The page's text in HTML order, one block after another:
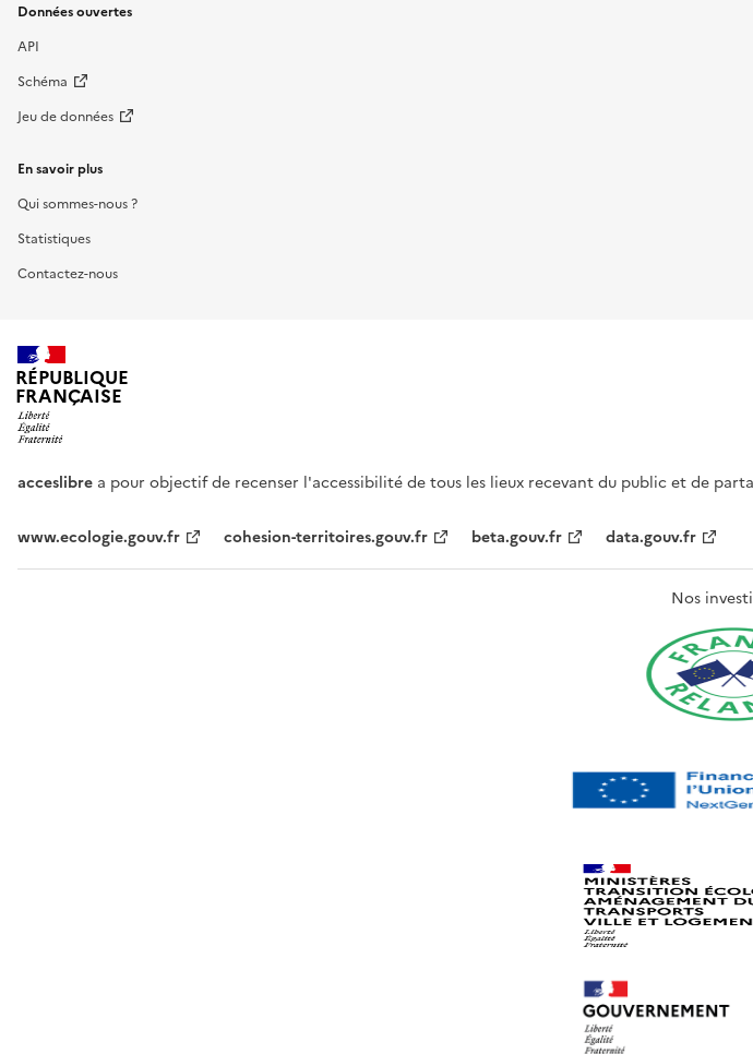
Données ouvertes
API
Schéma
Jeu de données
En savoir plus
Qui sommes-nous ?
Statistiques
Contactez-nous
RÉPUBLIQUE
FRANÇAISE
acceslibre a pour objectif de recenser l'accessibilité de tous les lieux recevant du public et de
www.ecologie.gouv.fr cohesion-territoires.gouv.fr beta.gouv.fr data.gouv.fr
Nos